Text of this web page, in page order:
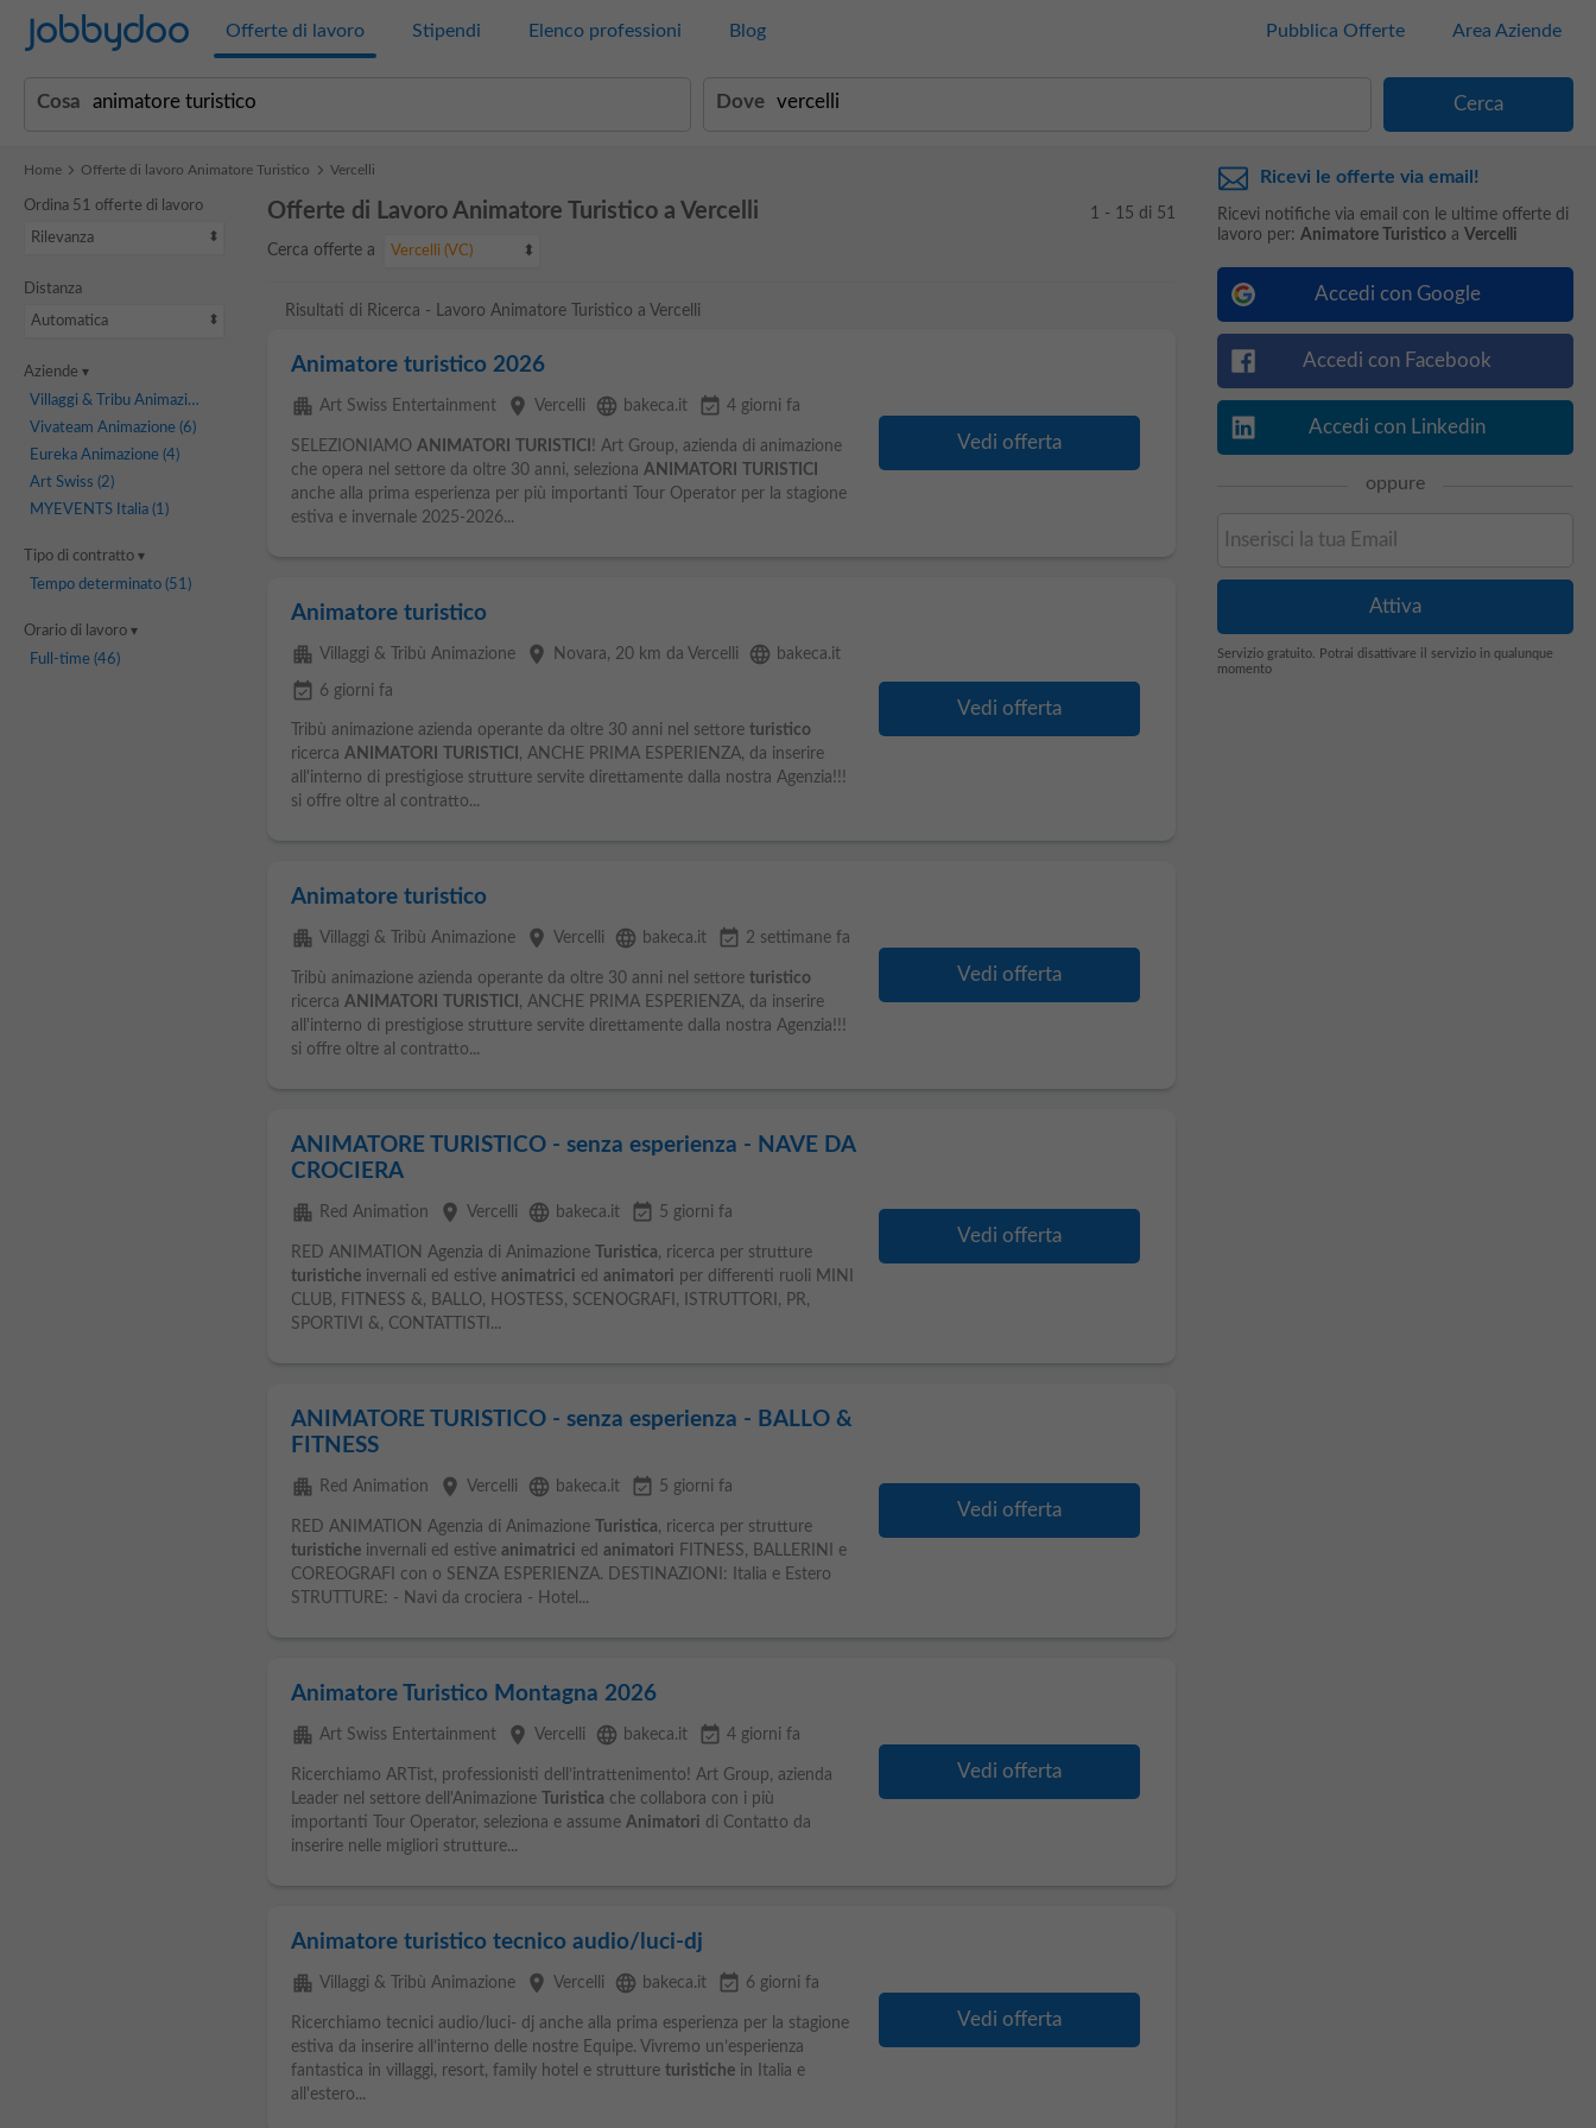
Jobbydoo Offerte di lavoro Stipendi Elenco professioni Blog Pubblica Offerte Area Aziende
Cosa Dove
Home Offerte di lavoro Animatore Turistico Vercelli
Ordina 51 offerte di lavoro
Rilevanza
Distanza
Automatica
Aziende
Villaggi & Tribu Animazione
Vivateam Animazione(6)
Eureka Animazione(4)
Art Swiss (2)
MYEVENTS Italia(1)
Tipo di contratto
Tempo determinato(51)
Orario di lavoro
Full-time(46)
Offerte di Lavoro Animatore Turistico a Vercelli
Cerca offerte a Vercelli (VC)
1 - 15 di 51
Risultati di Ricerca - Lavoro Animatore Turistico a Vercelli
Animatore turistico 2026
apartment Art Swiss Entertainment place Vercelli language bakeca.it event_available 4 giorni fa
SELEZIONIAMO ANIMATORI TURISTICI ! Art Group, azienda di animazione
che opera nel settore da oltre 30 anni, seleziona ANIMATORI
TURISTICI
anche alla prima esperienza per più importanti Tour Operator per la stagione
estiva e invernale 2025-2026...
Vedi offerta
Animatore turistico
apartment Villaggi & Tribù Animazione place Novara, 20 km da Vercelli language bakeca.it
event_available 6 giorni fa
Tribù animazione azienda operante da oltre 30 anni nel settore turistico
ricerca ANIMATORI TURISTICI , ANCHE PRIMA ESPERIENZA, da inserire
all'interno di prestigiose strutture servite direttamente dalla nostra Agenzia!!!
si offre oltre al contratto...
Vedi offerta
Animatore turistico
apartment Villaggi & Tribù Animazione place Vercelli language bakeca.it event_available 2 settimane fa
Tribù animazione azienda operante da oltre 30 anni nel settore turistico
ricerca ANIMATORI TURISTICI , ANCHE PRIMA ESPERIENZA, da inserire
all'interno di prestigiose strutture servite direttamente dalla nostra Agenzia!!!
si offre oltre al contratto...
Vedi offerta
ANIMATORE TURISTICO - senza esperienza - NAVE DA
CROCIERA
apartment Red Animation place Vercelli language bakeca.it event_available 5 giorni fa
RED ANIMATION Agenzia di Animazione Turistica, ricerca per strutture
turisticheinvernali ed estive animatrici ed animatori per differenti ruoli MINI
CLUB, FITNESS &, BALLO, HOSTESS, SCENOGRAFI, ISTRUTTORI, PR,
SPORTIVI &, CONTATTISTI...
Vedi offerta
ANIMATORE TURISTICO - senza esperienza - BALLO &
FITNESS
apartment Red Animation place Vercelli language bakeca.it event_available 5 giorni fa
RED ANIMATION Agenzia di Animazione Turistica, ricerca per strutture
turisticheinvernali ed estive animatrici ed animatori FITNESS, BALLERINI e
COREOGRAFI con o SENZA ESPERIENZA. DESTINAZIONI: Italia e Estero
STRUTTURE: - Navi da crociera - Hotel...
Vedi offerta
Animatore Turistico Montagna 2026
apartment Art Swiss Entertainment place Vercelli language bakeca.it event_available 4 giorni fa
Ricerchiamo ARTist, professionisti dell’intrattenimento! Art Group, azienda
Leader nel settore dell'Animazione
Turistica che collabora con i più
importanti Tour Operator, seleziona e assume Animatori di Contatto da
inserire nelle migliori strutture...
Vedi offerta
Animatore turistico tecnico audio/luci-dj
apartment Villaggi & Tribù Animazione place Vercelli language bakeca.it event_available 6 giorni fa
Ricerchiamo tecnici audio/luci- dj anche alla prima esperienza per la stagione
estiva da inserire all’interno delle nostre Equipe. Vivremo un’esperienza
fantastica in villaggi, resort, family hotel e strutture turistichein Italia e
all'estero...
Vedi offerta
Ricevi le offerte via email!
Ricevi notifiche via email con le ultime offerte di
lavoro per: Animatore Turisticoa Vercelli
Accedi con Google
Accedi con Facebook
Accedi con Linkedin
oppure
Servizio gratuito. Potrai disattivare il servizio in qualunque
momento